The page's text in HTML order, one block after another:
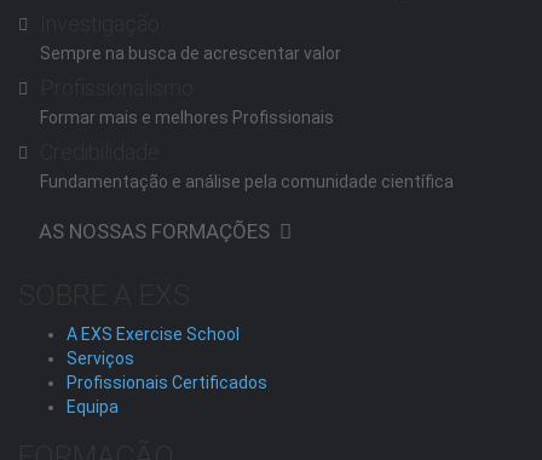
Sempre na busca de acrescentar valor
Formar mais e melhores Profissionais
Fundamentação e análise pela comunidade científica
AS NOSSAS FORMAÇÕES
A EXS Exercise School
Serviços
Profissionais Certificados
Equipa